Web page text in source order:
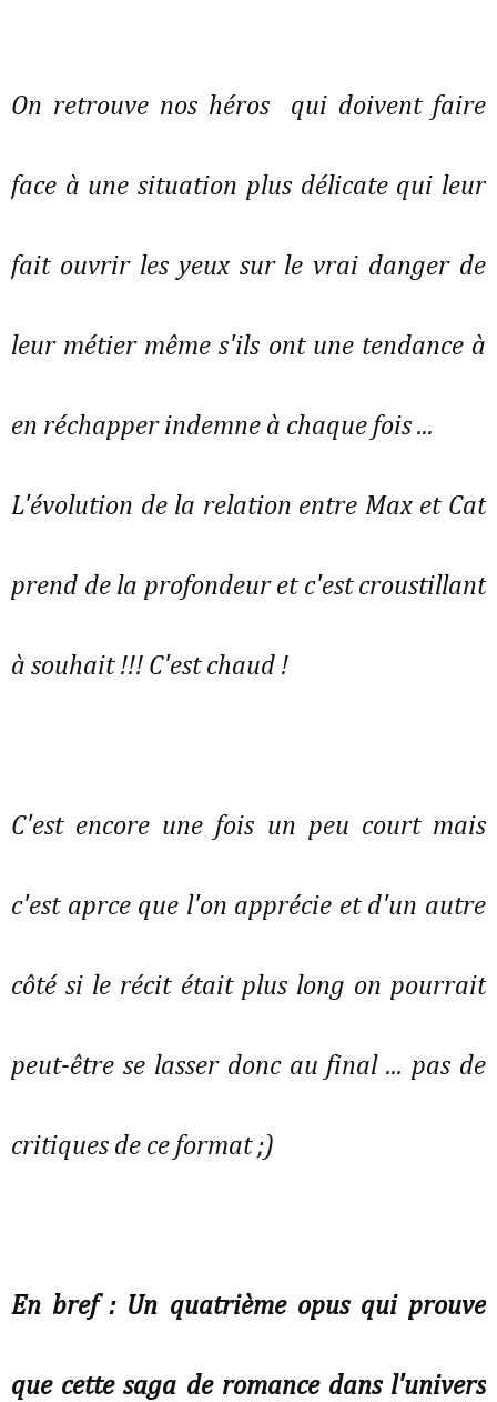
On retrouve nos héros qui doivent faire
face à une situation plus délicate qui leur
fait ouvrir les yeux sur le vrai danger de
leur métier même s'ils ont une tendance à
en réchapper indemne à chaque fois ...
L'évolution de la relation entre Max et Cat
prend de la profondeur et c'est croustillant
à souhait !!! C'est chaud !
C'est encore une fois un peu court mais
c'est aprce que l'on apprécie et d'un autre
côté si le récit était plus long on pourrait
peut-être se lasser donc au final ... pas de
critiques de ce format ;)
En bref : Un quatrième opus qui prouve
que cette saga de romance dans l'univers